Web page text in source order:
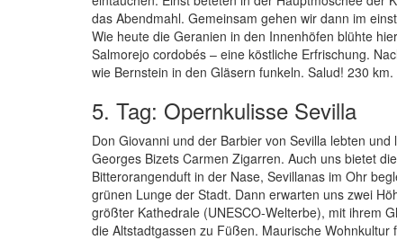
das Abendmahl. Gemeinsam gehen wir dann im
Wie heute die Geranien in den Innenhöfen blühte
Salmorejo cordobés – eine köstliche Erfrischung.
wie Bernstein in den Gläsern funkeln. Salud! 230 km.
5. Tag: Opernkulisse Sevilla
Don Giovanni und der Barbier von Sevilla lebten
Georges Bizets Carmen Zigarren. Auch uns bietet
Bitterorangenduft in der Nase, Sevillanas im Ohr
grünen Lunge der Stadt. Dann erwarten uns zwei
größter Kathedrale (UNESCO-Welterbe), mit ihrem
die Altstadtgassen zu Füßen. Maurische